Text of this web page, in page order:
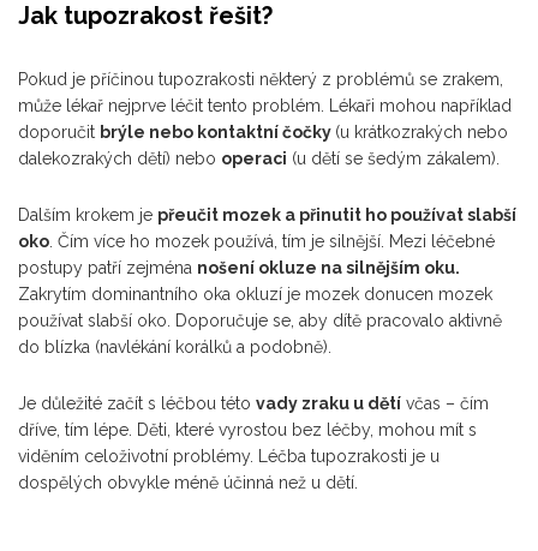
Jak tupozrakost řešit?
Pokud je příčinou tupozrakosti některý z problémů se zrakem,
může lékař nejprve léčit tento problém. Lékaři mohou například
doporučit brýle nebo kontaktní čočky (u krátkozrakých nebo
dalekozrakých dětí) nebo operaci (u dětí se šedým zákalem).
Dalším krokem je přeučit mozek a přinutit ho používat slabší
oko . Čím více ho mozek používá, tím je silnější. Mezi léčebné
postupy patří zejména nošení okluze na silnějším oku.
Zakrytím dominantního oka okluzí je mozek donucen mozek
používat slabší oko. Doporučuje se, aby dítě pracovalo aktivně
do blízka (navlékání korálků a podobně).
Je důležité začít s léčbou této vady zraku u dětí včas – čím
dříve, tím lépe. Děti, které vyrostou bez léčby, mohou mít s
viděním celoživotní problémy. Léčba tupozrakosti je u
dospělých obvykle méně účinná než u dětí.